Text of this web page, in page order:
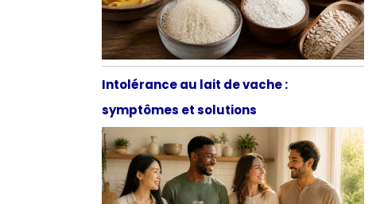
Intolérance au lait de vache :
symptômes et solutions